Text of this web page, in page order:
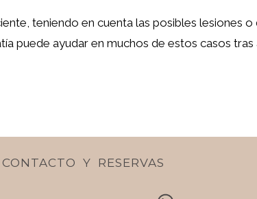
teniendo en cuenta las posibles lesiones o
puede ayudar en muchos de estos casos
CONTACTO Y RESERVAS